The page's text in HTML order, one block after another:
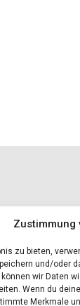
Zustimmung
zu bieten,
und/oder
wir Daten
Wenn du
Merkmale